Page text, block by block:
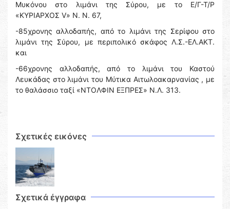
Μυκόνου στο λιμάνι της Σύρου, με το Ε/Γ-Τ/Ρ
«ΚΥΡΙΑΡΧΟΣ V» Ν. Ν. 67,
-85χρονης αλλοδαπής, από το λιμάνι της Σερίφου στο
λιμάνι της Σύρου, με περιπολικό σκάφος Λ.Σ.-ΕΛ.ΑΚΤ.
και
-66χρονης αλλοδαπής, από το λιμάνι του Καστού
Λευκάδας στο λιμάνι του Μύτικα Αιτωλοακαρνανίας , με
το θαλάσσιο ταξί «ΝΤΟΛΦΙΝ ΕΞΠΡΕΣ» Ν.Λ. 313.
Σχετικές εικόνες
Σχετικά έγγραφα